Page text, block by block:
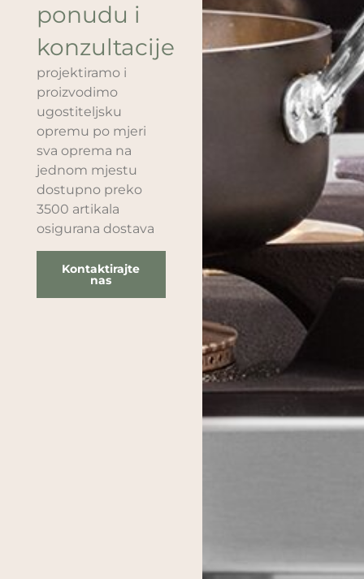
ponudu i
konzultacije
projektiramo i
proizvodimo
ugostiteljsku
opremu po mjeri
sva oprema na
jednom mjestu
dostupno preko
3500 artikala
osigurana dostava
Kontaktirajte
nas